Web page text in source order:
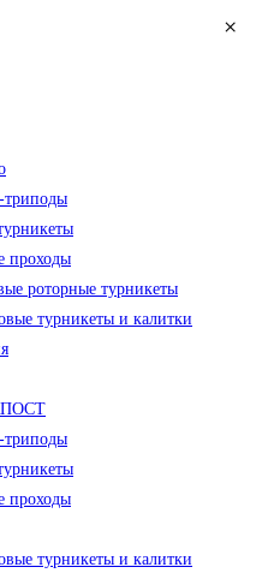
триподы
проходы
роторные турникеты
турникеты и калитки
триподы
проходы
турникеты и калитки
×